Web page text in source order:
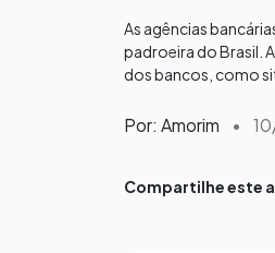
As agências
padroeira do Brasil.
dos bancos, como
Por: Amorim •
Compartilhe este